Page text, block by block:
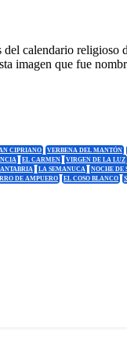
del calendario
imagen que fue
CIPRIANO VERBENA DEL MANTÓN
EL CARMEN VIRGEN DE LA LUZ
LA SEMANUCA NOCHE DE
DE AMPUERO EL COSO BLANCO